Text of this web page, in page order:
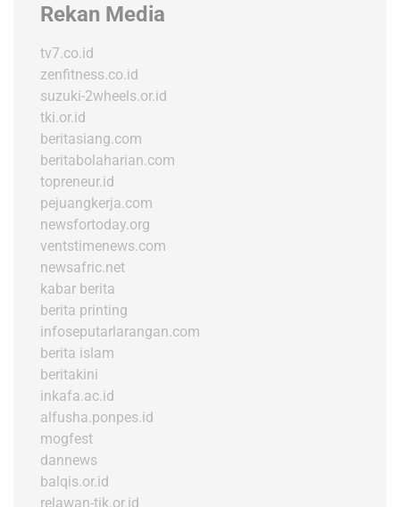
Rekan Media
tv7.co.id
zenfitness.co.id
suzuki-2wheels.or.id
tki.or.id
beritasiang.com
beritabolaharian.com
topreneur.id
pejuangkerja.com
newsfortoday.org
ventstimenews.com
newsafric.net
kabar berita
berita printing
infoseputarlarangan.com
berita islam
beritakini
inkafa.ac.id
alfusha.ponpes.id
mogfest
dannews
balqis.or.id
relawan-tik.or.id